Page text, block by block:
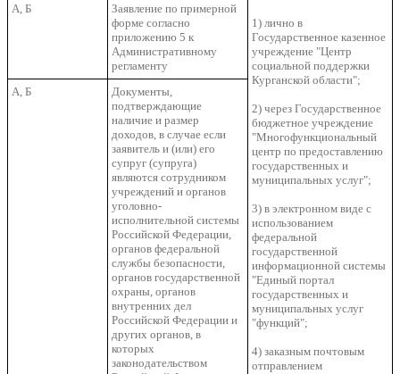
А, Б
Заявление по примерной
форме согласно
приложению 5 к
Административному
регламенту
1) лично в
Государственное казенное
учреждение "Центр
социальной поддержки
Курганской области";
2) через Государственное
бюджетное учреждение
"Многофункциональный
центр по предоставлению
государственных и
муниципальных услуг";
3) в электронном виде с
использованием
федеральной
государственной
информационной системы
"Единый портал
государственных и
муниципальных услуг
"функций";
4) заказным почтовым
отправлением
А, Б
Документы,
подтверждающие
наличие и размер
доходов, в случае если
заявитель и (или) его
супруг (супруга)
являются сотрудником
учреждений и органов
уголовно-
исполнительной системы
Российской Федерации,
органов федеральной
службы безопасности,
органов государственной
охраны, органов
внутренних дел
Российской Федерации и
других органов, в
которых
законодательством